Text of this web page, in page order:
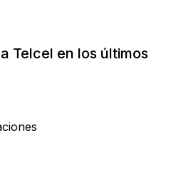
Telcel en los últimos